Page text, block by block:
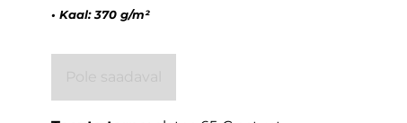
• Kaal: 370 g/m²